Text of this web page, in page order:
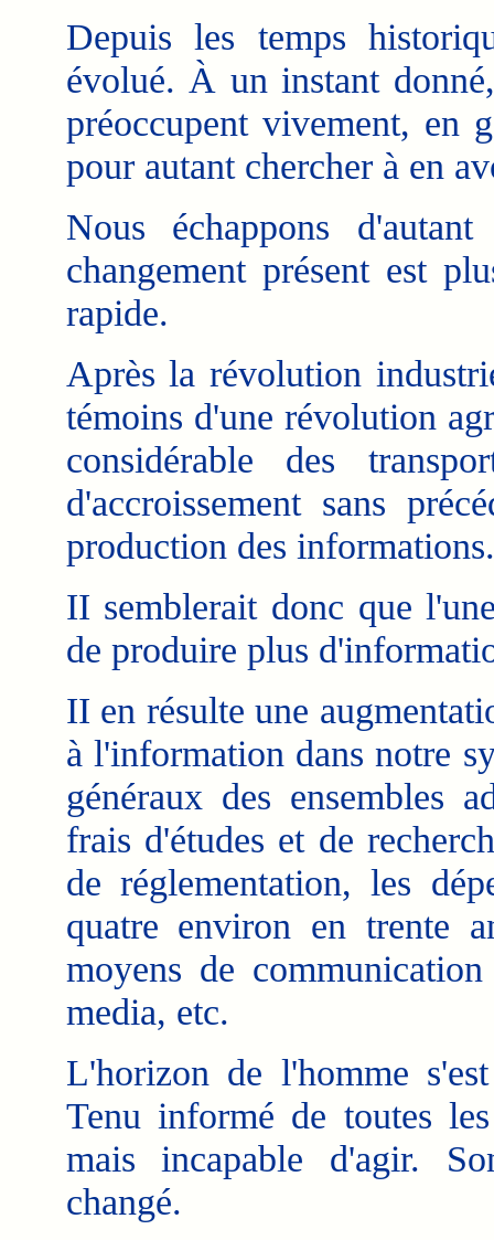
Depuis les temps
évolué. À un instant
préoccupent vivement, en
pour autant chercher à en
Nous échappons
changement présent est
rapide.
Après la révolution
témoins d'une révolution
considérable des
d'accroissement sans
production des informations.
II semblerait donc que
de produire plus
II en résulte une
à l'information dans notre
généraux des ensembles
frais d'études et de
de réglementation, les
quatre environ en trente
moyens de
media, etc.
L'horizon de l'homme
Tenu informé de toutes
mais incapable d'agir.
changé.